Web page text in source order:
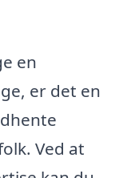
en
er det en
Ved at